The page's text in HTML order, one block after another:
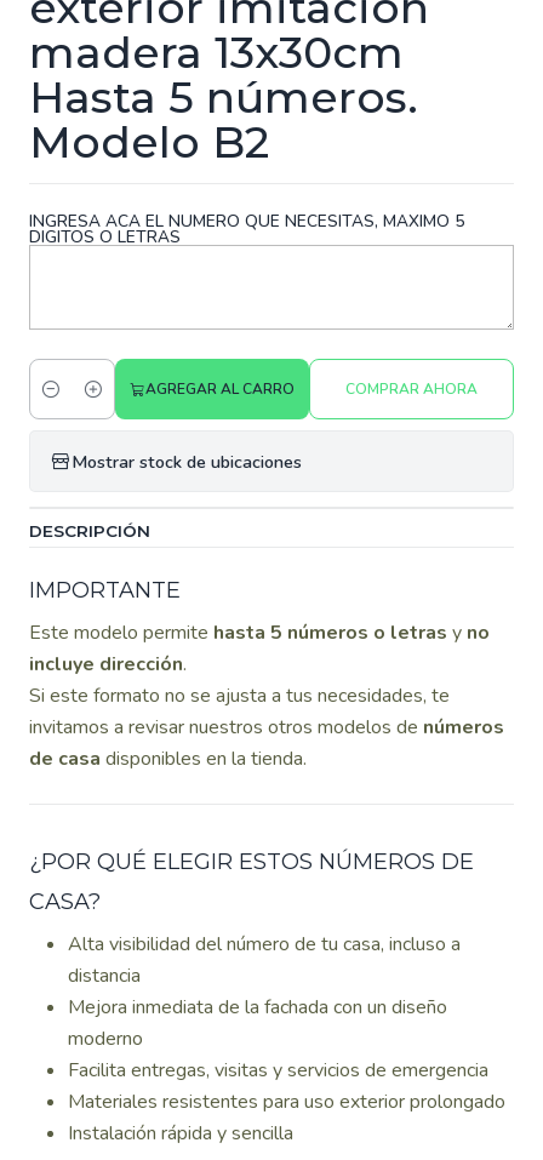
madera 13x30cm
Hasta 5 números.
Modelo B2
INGRESA ACA EL NUMERO QUE NECESITAS, MAXIMO 5
DIGITOS O LETRAS
Cantidad
AGREGAR AL CARRO COMPRAR AHORA
Mostrar stock de ubicaciones
DESCRIPCIÓN
IMPORTANTE
Este modelo permite hasta 5 números o letras y no
incluye dirección.
Si este formato no se ajusta a tus necesidades, te
invitamos a revisar nuestros otros modelos de números
de casa disponibles en la tienda.
¿POR QUÉ ELEGIR ESTOS NÚMEROS DE
CASA?
Alta visibilidad del número de tu casa, incluso a
distancia
Mejora inmediata de la fachada con un diseño
moderno
Facilita entregas, visitas y servicios de emergencia
Materiales resistentes para uso exterior prolongado
Instalación rápida y sencilla